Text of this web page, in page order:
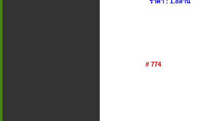
# 774